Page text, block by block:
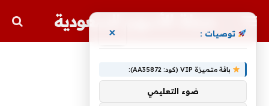
مجلة الأسهم السعودية
توصيات : ×
باقة متميزة VIP (كود: AA35872):
ضوء التعليمي